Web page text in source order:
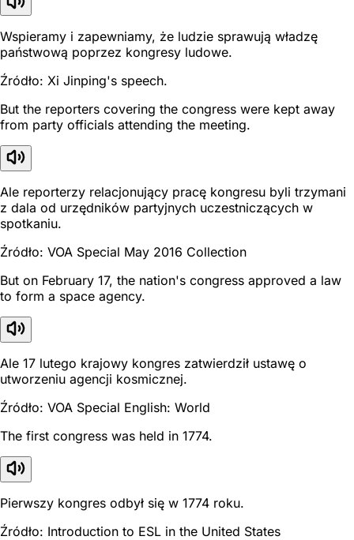
Wspieramy i zapewniamy, że ludzie sprawują władzę
państwową poprzez kongresy ludowe.
Źródło: Xi Jinping's speech.
But the reporters covering the congress were kept away
from party officials attending the meeting.
Ale reporterzy relacjonujący pracę kongresu byli trzymani
z dala od urzędników partyjnych uczestniczących w
spotkaniu.
Źródło: VOA Special May 2016 Collection
But on February 17, the nation's congress approved a law
to form a space agency.
Ale 17 lutego krajowy kongres zatwierdził ustawę o
utworzeniu agencji kosmicznej.
Źródło: VOA Special English: World
The first congress was held in 1774.
Pierwszy kongres odbył się w 1774 roku.
Źródło: Introduction to ESL in the United States